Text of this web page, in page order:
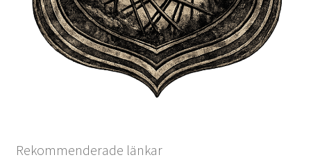
Rekommenderade länkar